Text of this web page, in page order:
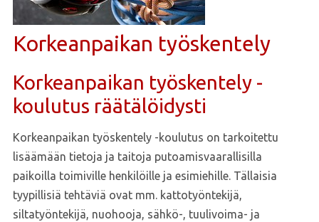
Korkeanpaikan työskentely
Korkeanpaikan työskentely -
koulutus räätälöidysti
Korkeanpaikan työskentely -koulutus on tarkoitettu
lisäämään tietoja ja taitoja putoamisvaarallisilla
paikoilla toimiville henkilöille ja esimiehille. Tällaisia
tyypillisiä tehtäviä ovat mm. kattotyöntekijä,
siltatyöntekijä, nuohooja, sähkö-, tuulivoima- ja